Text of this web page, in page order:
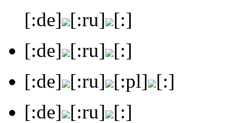
[:de] [:ru] [:]
[:de] [:ru] [:]
[:de] [:ru] [:pl] [:]
[:de] [:ru] [:]